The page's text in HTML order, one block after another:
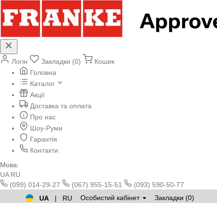
Логін Закладки (0)
Кошик
Головна
Каталог
Акції
Доставка та оплата
Про нас
Шоу-Руми
Гарантія
Контакти
Мова:
UA RU
(099) 014-29-27
(067) 955-15-51
(093) 590-50-77
UA
| RU Особистий кабінет
Закладки (0)